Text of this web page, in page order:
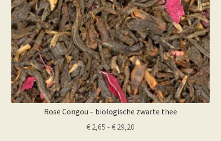
Rose Congou – biologische zwarte thee
€ 2,65 - € 29,20